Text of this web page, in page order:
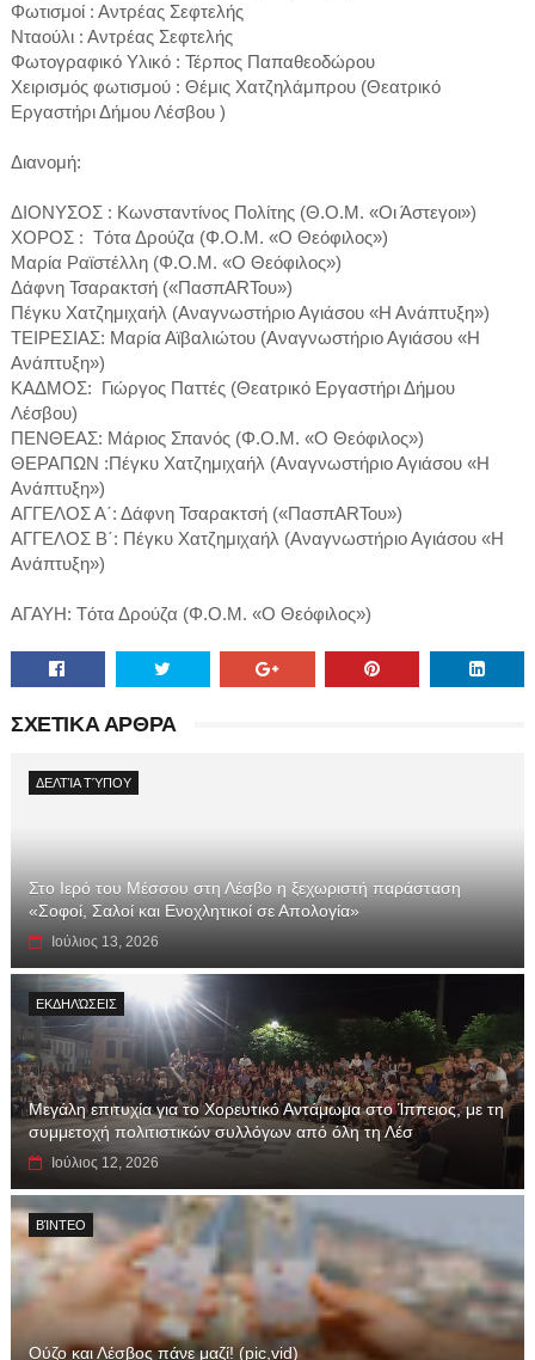
Φωτισμοί : Αντρέας Σεφτελής
Νταούλι : Αντρέας Σεφτελής
Φωτογραφικό Υλικό : Τέρπος Παπαθεοδώρου
Χειρισμός φωτισμού : Θέμις Χατζηλάμπρου (Θεατρικό
Εργαστήρι Δήμου Λέσβου )
Διανομή:
ΔΙΟΝΥΣΟΣ : Κωνσταντίνος Πολίτης (Θ.Ο.Μ. «Οι Άστεγοι»)
ΧΟΡΟΣ : Tότα Δρούζα (Φ.Ο.Μ. «Ο Θεόφιλος»)
Μαρία Ραϊστέλλη (Φ.Ο.Μ. «Ο Θεόφιλος»)
Δάφνη Τσαρακτσή («ΠασπΑRΤου»)
Πέγκυ Χατζημιχαήλ (Αναγνωστήριο Αγιάσου «Η Ανάπτυξη»)
ΤΕΙΡΕΣΙΑΣ: Μαρία Αϊβαλιώτου (Αναγνωστήριο Αγιάσου «Η
Ανάπτυξη»)
ΚΑΔΜΟΣ: Γιώργος Παττές (Θεατρικό Εργαστήρι Δήμου
Λέσβου)
ΠΕΝΘΕΑΣ: Μάριος Σπανός (Φ.Ο.Μ. «Ο Θεόφιλος»)
ΘΕΡΑΠΩΝ :Πέγκυ Χατζημιχαήλ (Αναγνωστήριο Αγιάσου «Η
Ανάπτυξη»)
ΑΓΓΕΛΟΣ Α΄: Δάφνη Τσαρακτσή («ΠασπΑRΤου»)
ΑΓΓΕΛΟΣ B΄: Πέγκυ Χατζημιχαήλ (Αναγνωστήριο Αγιάσου «Η
Ανάπτυξη»)
ΑΓΑΥΗ: Tότα Δρούζα (Φ.Ο.Μ. «Ο Θεόφιλος»)
ΣΧΕΤΙΚΑ ΑΡΘΡΑ
ΔΕΛΤΊΑ ΤΎΠΟΥ
Στο Ιερό του Μέσσου στη Λέσβο η ξεχωριστή παράσταση
«Σοφοί, Σαλοί και Ενοχλητικοί σε Απολογία»
Ιούλιος 13, 2026
ΕΚΔΗΛΏΣΕΙΣ
Μεγάλη επιτυχία για το Χορευτικό Αντάμωμα στο Ίππειος, με τη
συμμετοχή πολιτιστικών συλλόγων από όλη τη Λέσ
Ιούλιος 12, 2026
ΒΊΝΤΕΟ
Ούζο και Λέσβος πάνε μαζί! (pic,vid)